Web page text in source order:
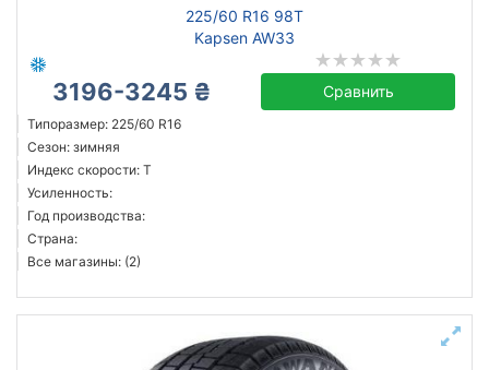
225/60 R16 98T
Kapsen AW33
3196-3245 ₴ Сравнить
Типоразмер: 225/60 R16
Сезон: зимняя
Индекс скорости: T
Усиленность:
Год производства:
Страна:
Все магазины: (2)